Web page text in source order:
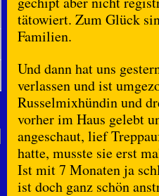
tätowiert. Zum Glück
Familien.
Und dann hat uns
verlassen und ist
Russelmixhündin und
vorher im Haus gelebt
angeschaut, lief
hatte, musste sie erst
Ist mit 7 Monaten ja
ist doch ganz schön